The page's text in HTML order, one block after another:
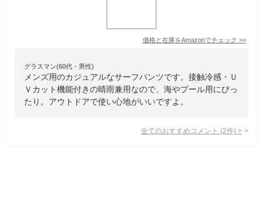
価格と在庫をAmazonでチェック >>
グラスマン(60代・男性)
メンズ用のカジュアルなサーフパンツです。接触冷感・Ｕ
Ｖカット機能付きの晴雨兼用なので、海やプール用にぴっ
たり。アウトドアで使い心地がいいですよ。
全てのおすすめコメント (2件) >